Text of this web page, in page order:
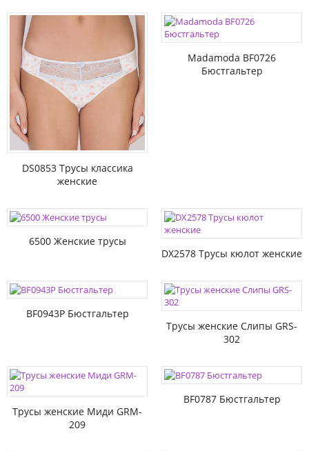
DS0853 Трусы классика
женские
Madamoda BF0726
Бюстгальтер
6500 Женские трусы
DX2578 Трусы кюлот женские
BF0943P Бюстгальтер
Трусы женские Слипы GRS-
302
Трусы женские Миди GRM-
209
BF0787 Бюстгальтер